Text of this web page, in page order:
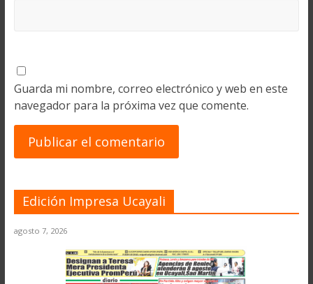
Guarda mi nombre, correo electrónico y web en este
navegador para la próxima vez que comente.
Edición Impresa Ucayali
agosto 7, 2026